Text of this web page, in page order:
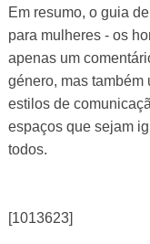
Em resumo, o guia
para mulheres - os
apenas um
género, mas também
estilos de
espaços que sejam
todos.
[1013623]